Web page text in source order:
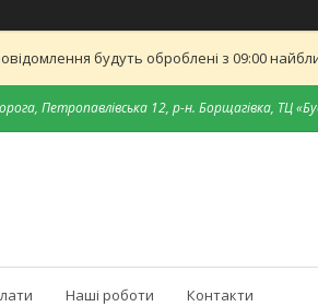
будуть оброблені з 09:00
Петропавлівська 12, р-н. Борщагівка, ТЦ
Наші роботи Контакти